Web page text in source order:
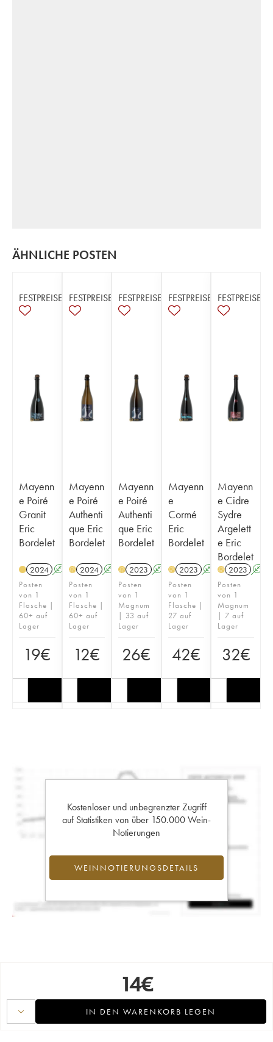
ÄHNLICHE POSTEN
FESTPREISE
Mayenn
e Poiré
Granit
Eric
Bordelet
2024 A
Posten
von 1
Flasche |
60+ auf
Lager
19€
FESTPREISE
Mayenn
e Poiré
Authenti
que Eric
Bordelet
H 2024 A
Posten
von 1
Flasche |
60+ auf
Lager
12€
FESTPREISE
Mayenn
e Poiré
Authenti
que Eric
Bordelet
H 2023 A
Posten
von 1
Magnum
| 33 auf
Lager
26€
FESTPREISE
Mayenn
e
Cormé
Eric
Bordelet
H 2023 A
Posten
von 1
Flasche |
27 auf
Lager
42€
FESTPREISE
Mayenn
e Cidre
Sydre
Argelett
e Eric
Bordelet
H 2023 A
Posten
von 1
Magnum
| 7 auf
Lager
32€
Kostenloser und unbegrenzter Zugriff
auf Statistiken von über 150.000 Wein-
Notierungen
WEINNOTIERUNGSDETAILS
14€
IN DEN WARENKORB LEGEN